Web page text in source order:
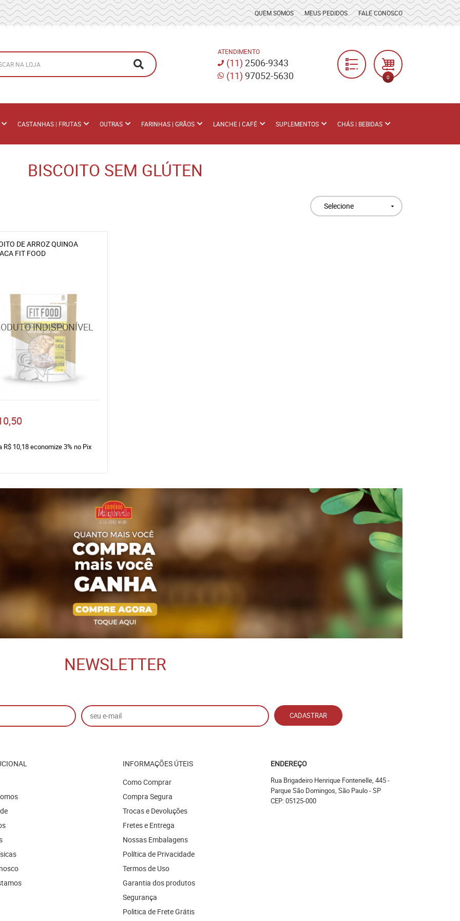
QUEM SOMOS MEUS PEDIDOS FALE CONOSCO
ATENDIMENTO
(11) 2506-9343
(11) 97052-5630 0
CASTANHAS | FRUTAS OUTRAS FARINHAS | GRÃOS LANCHE | CAFÉ SUPLEMENTOS CHÁS | BEBIDAS
BISCOITO SEM GLÚTEN
Selecione
DE ARROZ QUINOA
FIT FOOD
R$ 10,18economize3% no Pix
NEWSLETTER
CADASTRAR
INFORMAÇÕES ÚTEIS
Como Comprar
Compra Segura
Trocas e Devoluções
Fretes e Entrega
Nossas Embalagens
Política de Privacidade
Termos de Uso
Garantia dos produtos
Segurança
Politica de Frete Grátis
ENDEREÇO
Rua Brigadeiro Henrique Fontenelle, 445-
Parque São Domingos, São Paulo-SP
CEP: 05125-000